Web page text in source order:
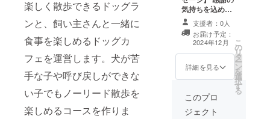
楽しく散歩できるドッグラ
ンと、飼い主さんと一緒に
食事を楽しめるドッグカ
フェを運営します。犬が苦
手な子や呼び戻しができな
い子でもノーリード散歩を
楽しめるコースを作りま
気持ちを込め
て、お礼のメッ
セージをお送り
します。
支援者：0人
お届け予定：
2024年12月
詳細を見る
こ
の
リ
タ
ー
ン
を
選
択
す
る
このプロ
ジェクト